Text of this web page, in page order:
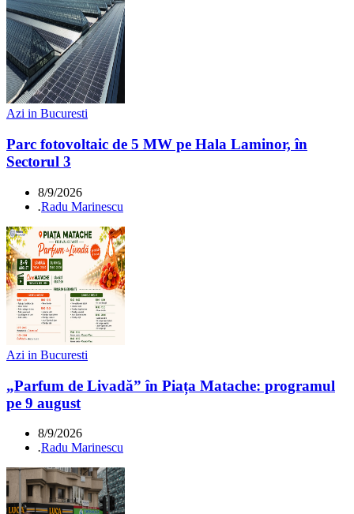
Azi in Bucuresti
Parc fotovoltaic de 5 MW pe Hala Laminor, în
Sectorul 3
8/9/2026
.Radu Marinescu
Azi in Bucuresti
„Parfum de Livadă” în Piața Matache: programul
pe 9 august
8/9/2026
.Radu Marinescu